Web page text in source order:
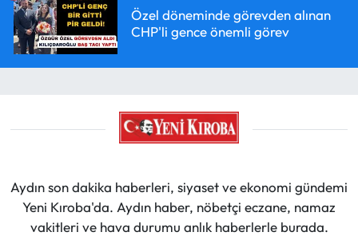
Özel döneminde görevden alınan
CHP'li gence önemli görev
Aydın son dakika haberleri, siyaset ve ekonomi gündemi
Yeni Kıroba'da. Aydın haber, nöbetçi eczane, namaz
vakitleri ve hava durumu anlık haberlerle burada.